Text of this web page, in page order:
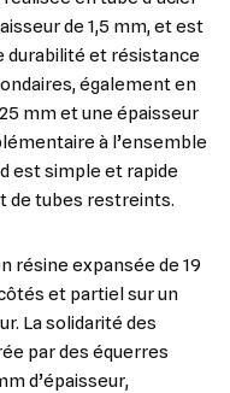
de 1,5 mm, et est
durabilité et résistance
également en
mm et une épaisseur
à l’ensemble
est simple et rapide
de tubes restreints.
résine expansée de 19
et partiel sur un
La solidarité des
par des équerres
d’épaisseur,